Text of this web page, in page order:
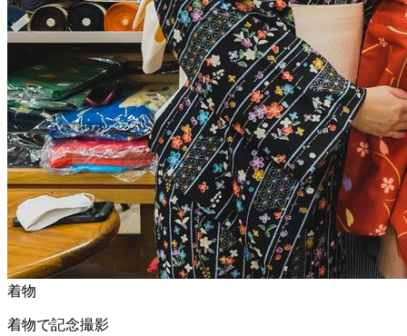
着物
着物で記念撮影